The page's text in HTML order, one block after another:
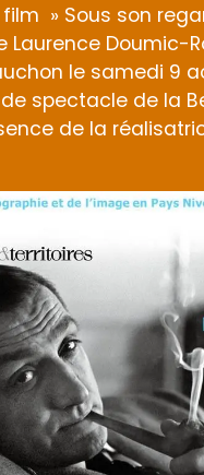
» Sous son
Laurence Doumic-
le samedi 9
spectacle de la
de la